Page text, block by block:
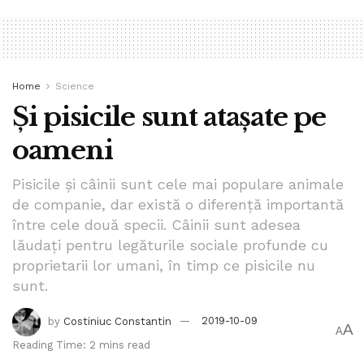
Costiniuc Constantin dependenta de jocuri
Home Science
Și pisicile sunt atașate pe
oameni
Pisicile și câinii sunt cele mai populare animale
de companie, dar există o diferență importantă
între cele două specii. Câinii sunt adesea
lăudați pentru legăturile sociale profunde cu
proprietarii lor umani, în timp ce pisicile nu
sunt.
by Costiniuc Constantin
2019-10-09
Reading Time: 2 mins read
AA